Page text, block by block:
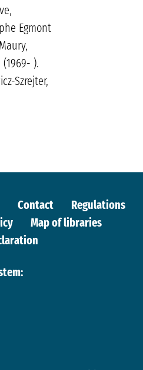
Egmont
).
Szrejter,
Contact
Regulations
Map of libraries